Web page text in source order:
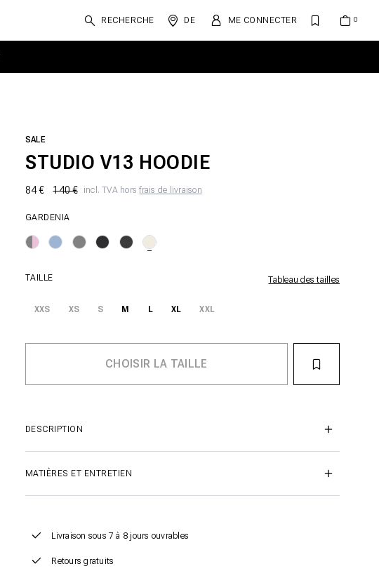
RECHERCHE DE ME CONNECTER
SALE
STUDIO V13 HOODIE
84 € 140 € incl. TVA horsfrais de livraison
GARDENIA
TAILLE Tableau des tailles
XXS XS S M L XL XXL
DESCRIPTION
MATIÈRES ET ENTRETIEN
Livraison sous 7 à 8 jours ouvrables
Retours gratuits